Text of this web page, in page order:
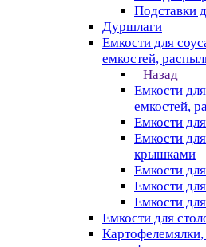
Подставки
Дуршлаги
Емкости для
емкостей,
Назад
Емкости
емкостей,
Емкости
Емкости
крышками
Емкости
Емкости
Емкости
Емкости для